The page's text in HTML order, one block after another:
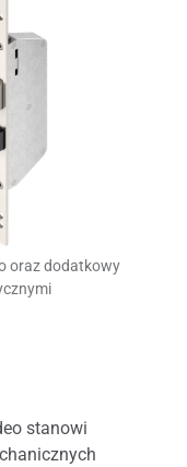
oraz dodatkowy
stanowi